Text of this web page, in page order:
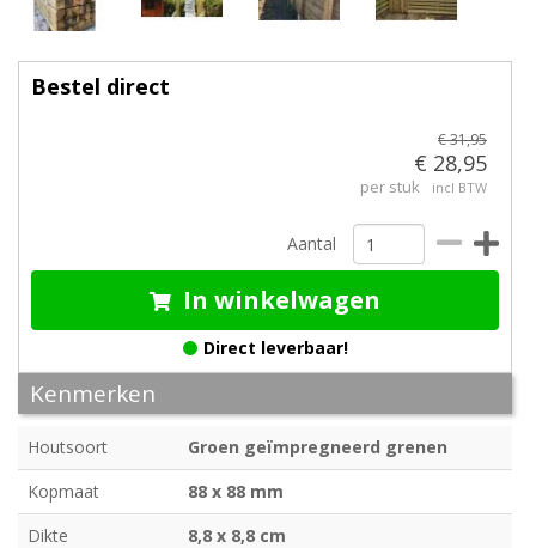
Bestel direct
€ 31,95
€ 28,95
per stuk incl BTW
Aantal
In winkelwagen
Direct leverbaar!
Kenmerken
Houtsoort
Groen geïmpregneerd grenen
Kopmaat
88 x 88 mm
Dikte
8,8 x 8,8 cm